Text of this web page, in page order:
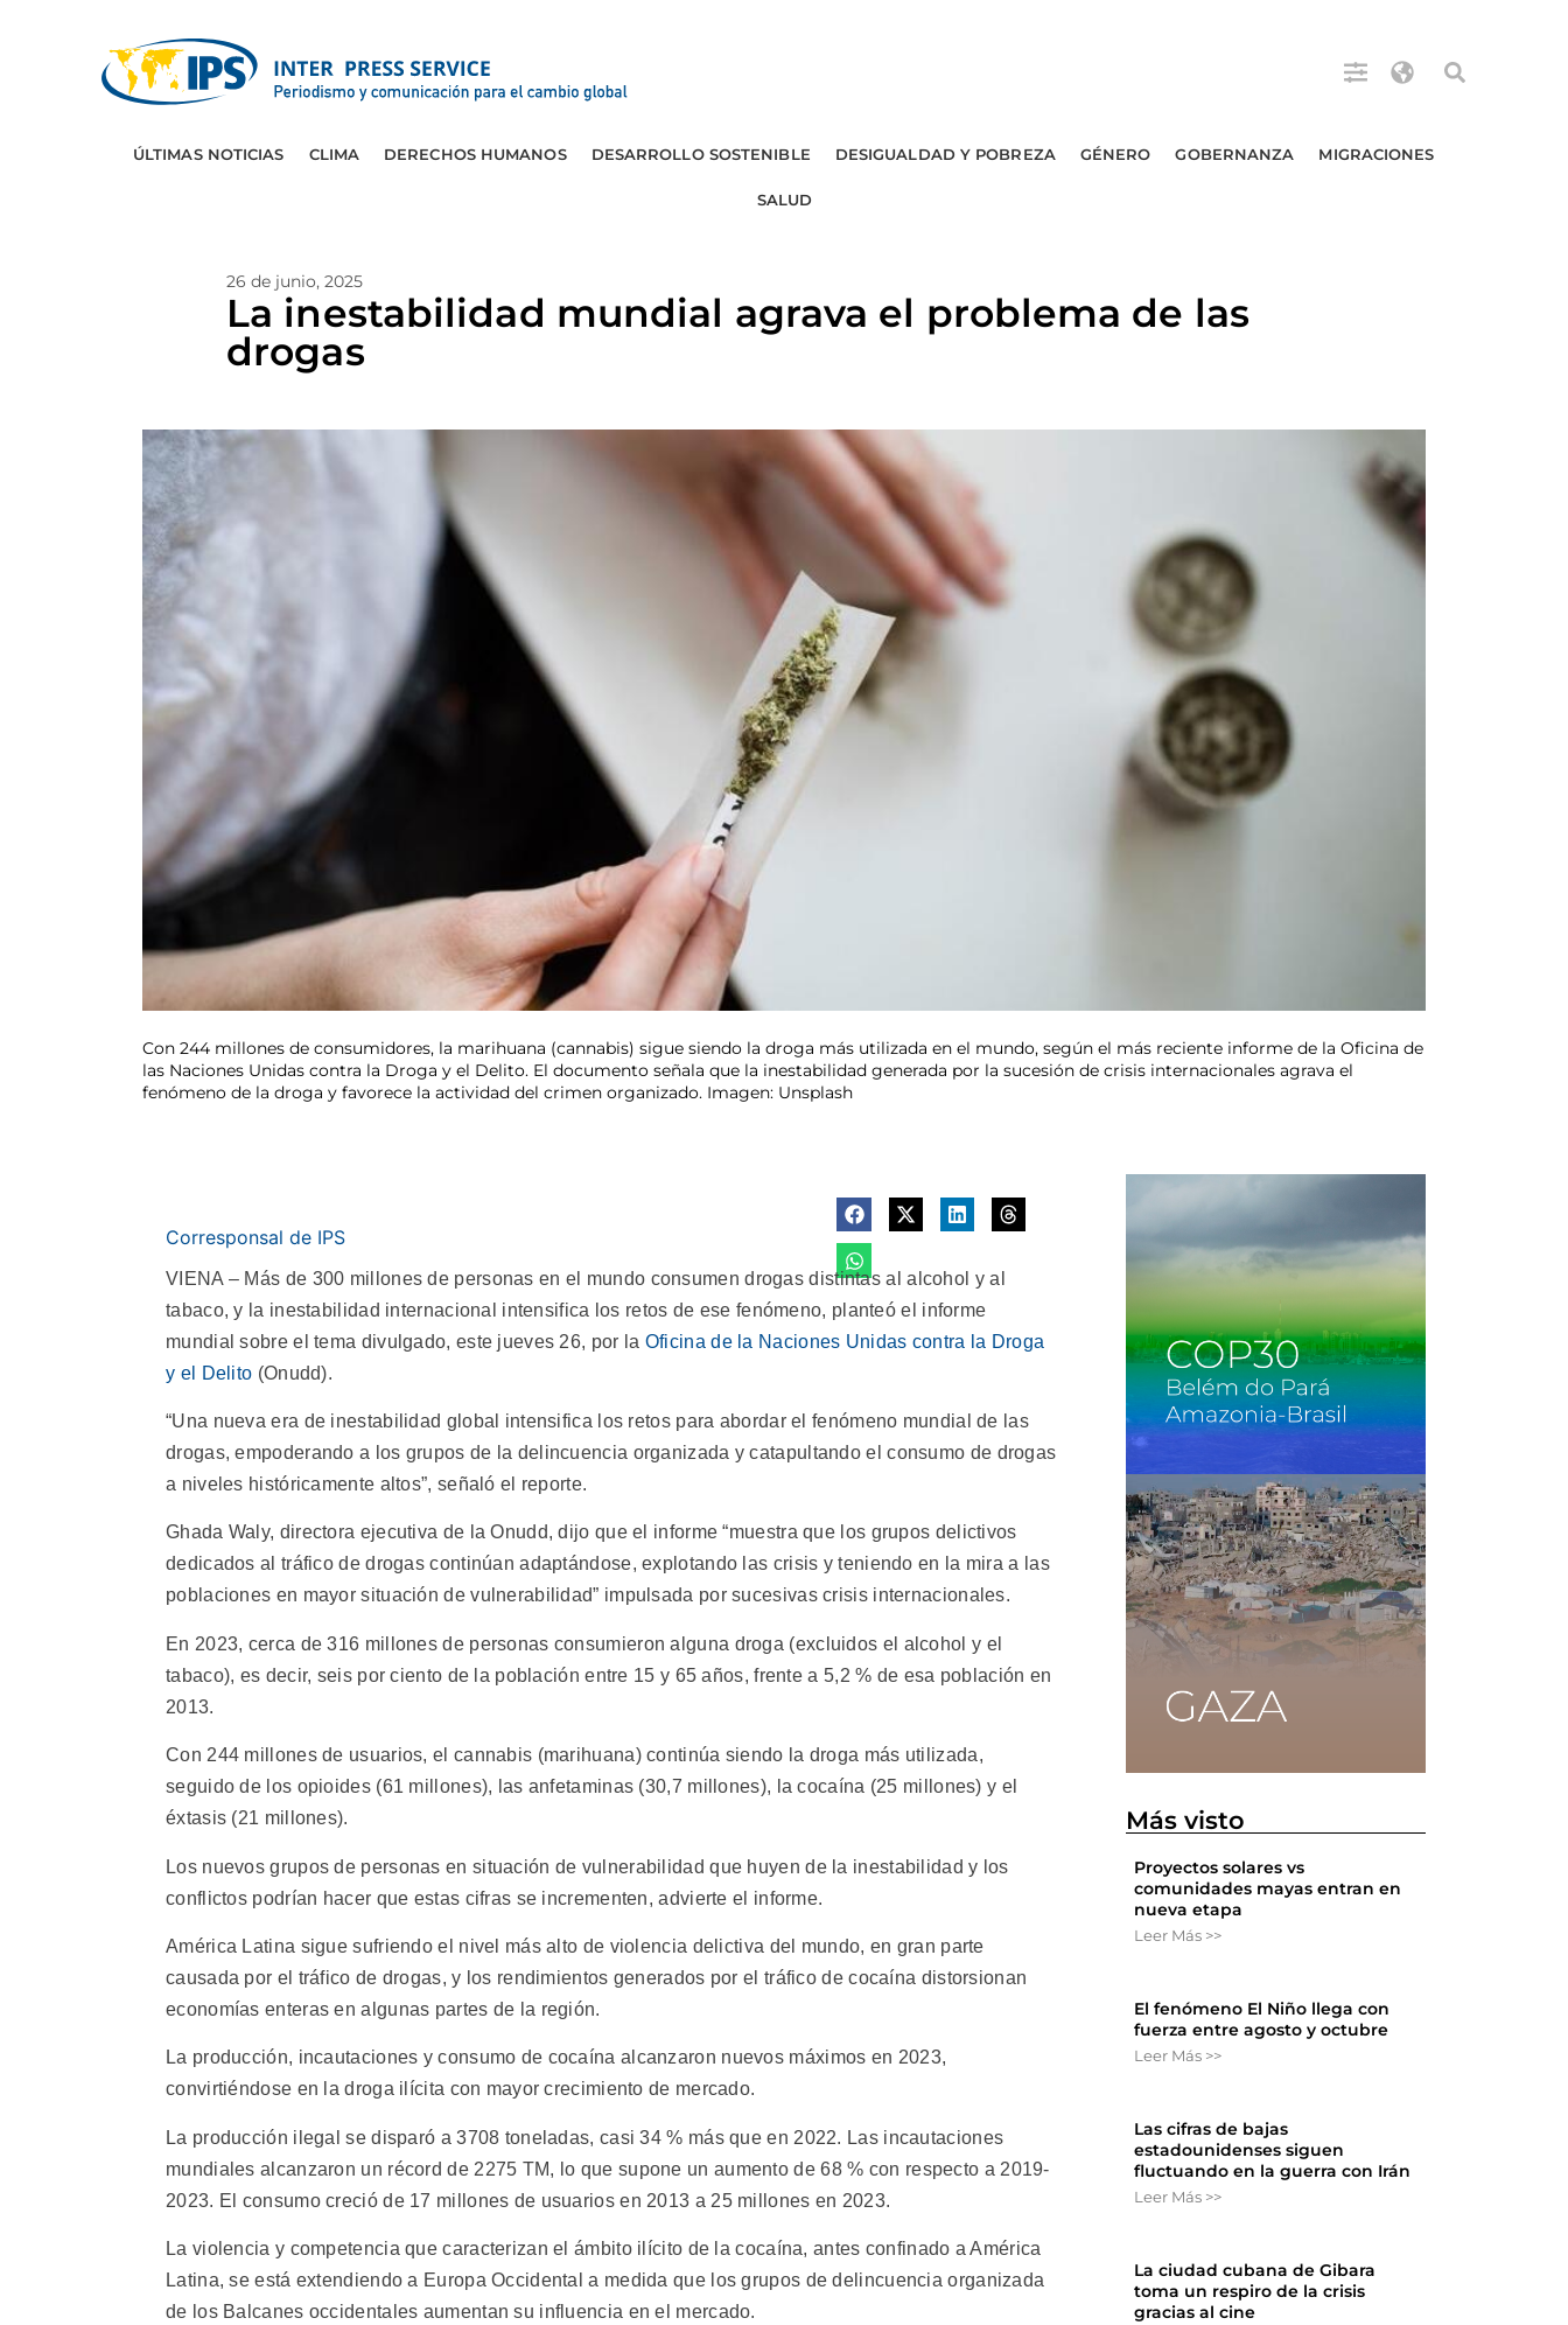
ÚLTIMAS NOTICIAS CLIMA DERECHOS HUMANOS DESARROLLO SOSTENIBLE DESIGUALDAD Y POBREZA GÉNERO GOBERNANZA MIGRACIONES
SALUD
26 de junio, 2025
La inestabilidad mundial agrava el problema de las
drogas
Con 244 millones de consumidores, la marihuana (cannabis) sigue siendo la droga más utilizada en el mundo, según el más reciente informe de la Oficina de
las Naciones Unidas contra la Droga y el Delito. El documento señala que la inestabilidad generada por la sucesión de crisis internacionales agrava el
fenómeno de la droga y favorece la actividad del crimen organizado. Imagen: Unsplash
Corresponsal de IPS
VIENA – Más de 300 millones de personas en el mundo consumen drogas distintas al alcohol y al
tabaco, y la inestabilidad internacional intensifica los retos de ese fenómeno, planteó el informe
mundial sobre el tema divulgado, este jueves 26, por la Oficina de la Naciones Unidas contra la Droga
y el Delito (Onudd).
“Una nueva era de inestabilidad global intensifica los retos para abordar el fenómeno mundial de las
drogas, empoderando a los grupos de la delincuencia organizada y catapultando el consumo de drogas
a niveles históricamente altos”, señaló el reporte.
Ghada Waly, directora ejecutiva de la Onudd, dijo que el informe “muestra que los grupos delictivos
dedicados al tráfico de drogas continúan adaptándose, explotando las crisis y teniendo en la mira a las
poblaciones en mayor situación de vulnerabilidad” impulsada por sucesivas crisis internacionales.
En 2023, cerca de 316 millones de personas consumieron alguna droga (excluidos el alcohol y el
tabaco), es decir, seis por ciento de la población entre 15 y 65 años, frente a 5,2 % de esa población en
2013.
Con 244 millones de usuarios, el cannabis (marihuana) continúa siendo la droga más utilizada,
seguido de los opioides (61 millones), las anfetaminas (30,7 millones), la cocaína (25 millones) y el
éxtasis (21 millones).
Los nuevos grupos de personas en situación de vulnerabilidad que huyen de la inestabilidad y los
conflictos podrían hacer que estas cifras se incrementen, advierte el informe.
América Latina sigue sufriendo el nivel más alto de violencia delictiva del mundo, en gran parte
causada por el tráfico de drogas, y los rendimientos generados por el tráfico de cocaína distorsionan
economías enteras en algunas partes de la región.
La producción, incautaciones y consumo de cocaína alcanzaron nuevos máximos en 2023,
convirtiéndose en la droga ilícita con mayor crecimiento de mercado.
La producción ilegal se disparó a 3708 toneladas, casi 34 % más que en 2022. Las incautaciones
mundiales alcanzaron un récord de 2275 TM, lo que supone un aumento de 68 % con respecto a 2019-
2023. El consumo creció de 17 millones de usuarios en 2013 a 25 millones en 2023.
La violencia y competencia que caracterizan el ámbito ilícito de la cocaína, antes confinado a América
Latina, se está extendiendo a Europa Occidental a medida que los grupos de delincuencia organizada
de los Balcanes occidentales aumentan su influencia en el mercado.
Más visto
Proyectos solares vs
comunidades mayas entran en
nueva etapa
Leer Más >>
El fenómeno El Niño llega con
fuerza entre agosto y octubre
Leer Más >>
Las cifras de bajas
estadounidenses siguen
fluctuando en la guerra con Irán
Leer Más >>
La ciudad cubana de Gibara
toma un respiro de la crisis
gracias al cine